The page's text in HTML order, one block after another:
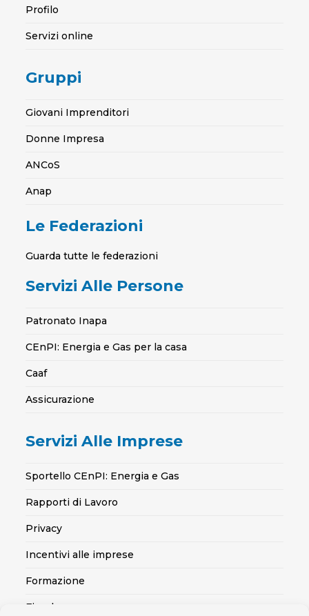
Profilo
Servizi online
Gruppi
Giovani Imprenditori
Donne Impresa
ANCoS
Anap
Le Federazioni
Guarda tutte le federazioni
Servizi Alle Persone
Patronato Inapa
CEnPI: Energia e Gas per la casa
Caaf
Assicurazione
Servizi Alle Imprese
Sportello CEnPI: Energia e Gas
Rapporti di Lavoro
Privacy
Incentivi alle imprese
Formazione
Fiscale